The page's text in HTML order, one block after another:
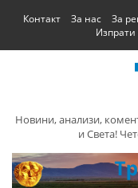
Контакт За нас За
Новини, анализи,
и Света!